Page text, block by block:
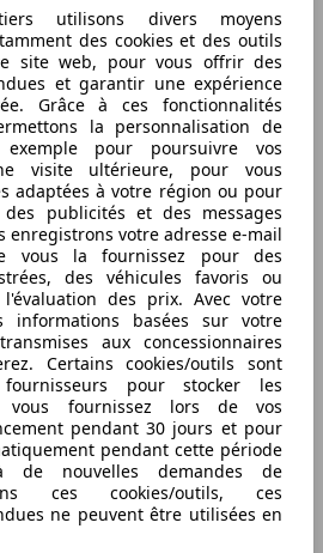
utilisons divers moyens
des cookies et des outils
site web, pour vous offrir des
et garantir une expérience
Grâce à ces fonctionnalités
la personnalisation de
pour poursuivre vos
visite ultérieure, pour vous
adaptées à votre région ou pour
publicités et des messages
enregistrons votre adresse e-mail
vous la fournissez pour des
des véhicules favoris ou
des prix. Avec votre
informations basées sur votre
aux concessionnaires
Certains cookies/outils sont
pour stocker les
vous fournissez lors de vos
pendant 30 jours et pour
pendant cette période
de nouvelles demandes de
ces cookies/outils, ces
ne peuvent être utilisées en
- CUP - 1.2 tsi 105 pk -